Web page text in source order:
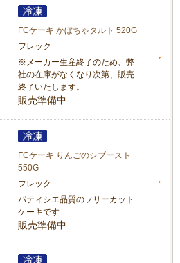
FCケーキ かぼちゃタルト 520G
フレック
※メーカー生産終了のため、弊
社の在庫がなくなり次第、販売
終了いたします。
販売準備中
FCケーキ りんごのシブースト
550G
フレック
パティシエ品質のフリーカット
ケーキです
販売準備中